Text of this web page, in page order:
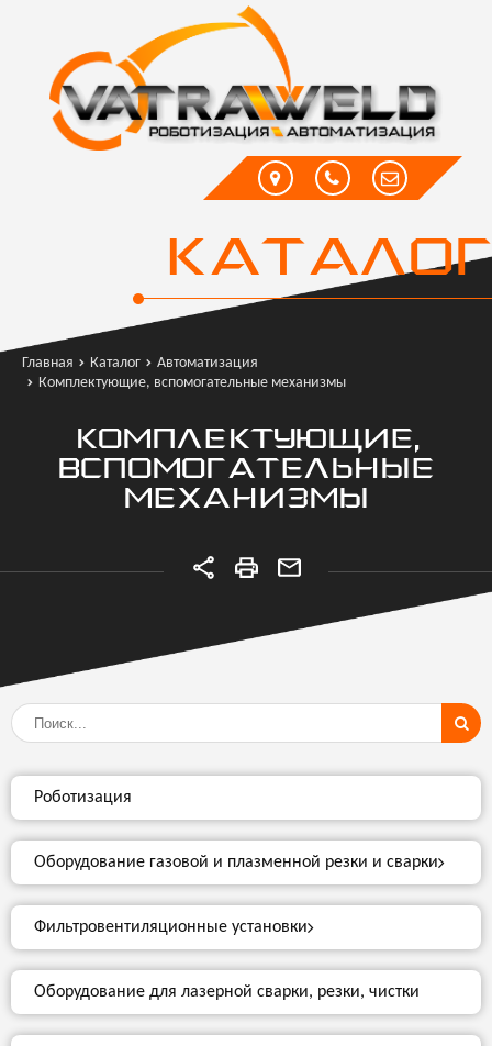
КАТАЛОГ
Главная Каталог
Автоматизация
Комплектующие, вспомогательные механизмы
КОМПЛЕКТУЮЩИЕ,
ВСПОМОГАТЕЛЬНЫЕ
МЕХАНИЗМЫ
Роботизация
Оборудование газовой и плазменной резки и сварки
Фильтровентиляционные установки
Оборудование для лазерной сварки, резки, чистки